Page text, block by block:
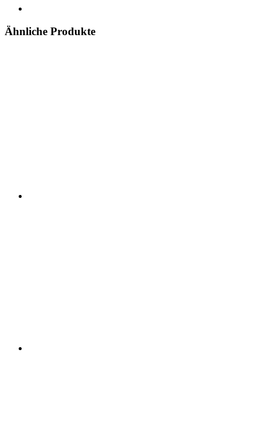
Ähnliche Produkte